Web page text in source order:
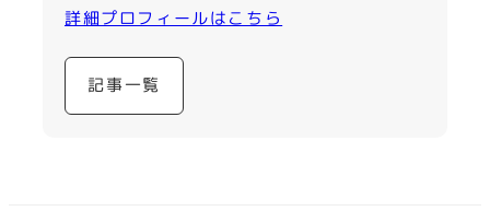
詳細プロフィールはこちら
記事一覧